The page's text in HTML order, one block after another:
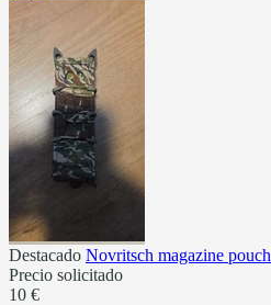
Destacado Novritsch magazine
Precio solicitado
10 €